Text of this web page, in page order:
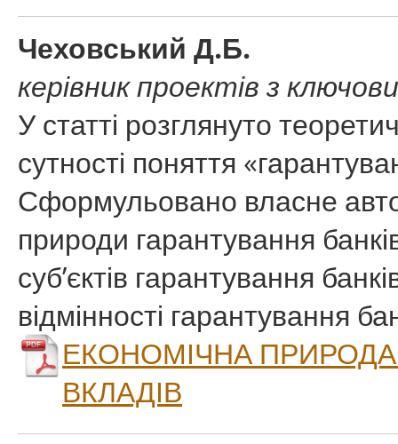
Чеховський Д.Б.
керівник проектів з
У статті розглянуто
сутності поняття
Сформульовано власне
природи гарантування
суб’єктів гарантування
відмінності гарантування
ЕКОНОМІЧНА
ВКЛАДІВ